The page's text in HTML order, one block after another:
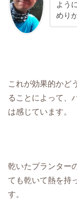
よう
めり
これが効果的かど
ることによって、
は感じています。
乾いたプランター
ても乾いて熱を持
す。